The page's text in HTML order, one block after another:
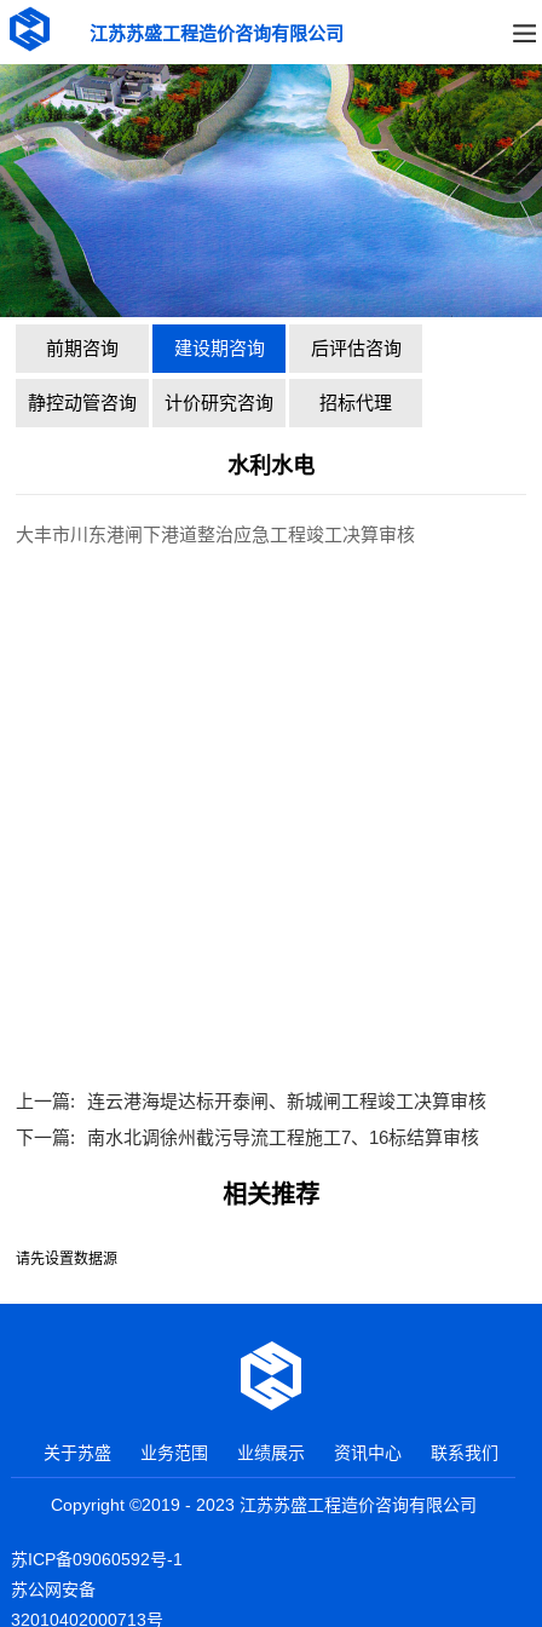
江苏苏盛工程造价咨询有限公司
前期咨询 建设期咨询 后评估咨询
静控动管咨询 计价研究咨询 招标代理
水利水电
大丰市川东港闸下港道整治应急工程竣工决算审核
上一篇:
连云港海堤达标开泰闸、新城闸工程竣工决算审核
下一篇:
南水北调徐州截污导流工程施工7、16标结算审核
相关推荐
请先设置数据源
关于苏盛 业务范围 业绩展示 资讯中心 联系我们
Copyright ©2019 - 2023 江苏苏盛工程造价咨询有限公司
苏ICP备09060592号-1
苏公网安备
32010402000713号